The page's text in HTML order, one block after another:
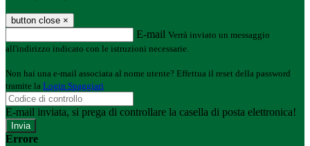
button close ×
E-mail Verrà inviato un messaggio
all'indirizzo indicato con le istruzioni necessarie.
Non hai una e-mail associata al nome utente? Effettua il reset della password
tramite la Login Spaggiari
E-mail inviata, si prega di controllare la casella di posta elettronica!
Errore